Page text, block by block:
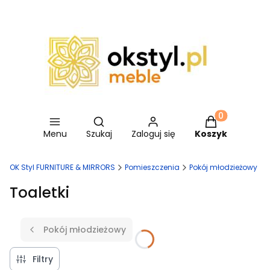
Menu
Otwórz wyszukiwarkę
Szukaj Zaloguj się
Produkty w
Koszyk
OK Styl FURNITURE & MIRRORS Pomieszczenia Pokój młodzieżowy
Toaletki
Pokój młodzieżowy
Filtry